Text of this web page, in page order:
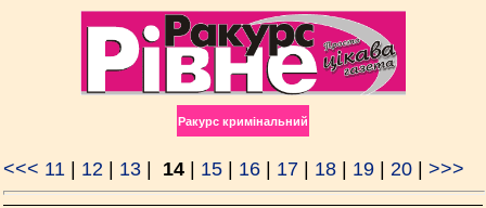
Ракурс кримінальний
<<< 11 12 13 14 15 16 17 18 19 20 >>>